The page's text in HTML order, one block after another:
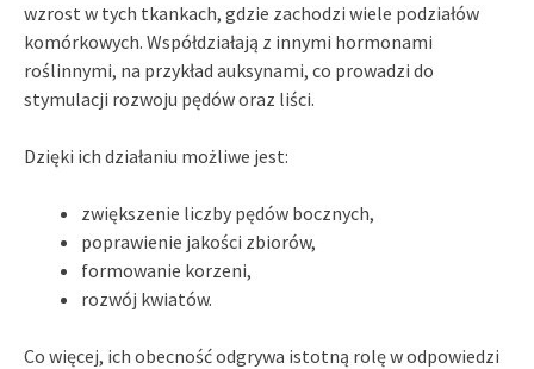
wzrost w tych tkankach, gdzie zachodzi wiele podziałów
komórkowych. Współdziałają z innymi hormonami
roślinnymi, na przykład auksynami, co prowadzi do
stymulacji rozwoju pędów oraz liści.
Dzięki ich działaniu możliwe jest:
zwiększenie liczby pędów bocznych,
poprawienie jakości zbiorów,
formowanie korzeni,
rozwój kwiatów.
Co więcej, ich obecność odgrywa istotną rolę w odpowiedzi